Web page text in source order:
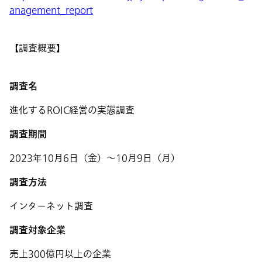
anagement_report
【調査概要】
調査名
進化するROIC経営の実態調査
調査期間
2023年10月6日（金）～10月9日（月）
調査方法
インターネット調査
調査対象企業
売上300億円以上の企業